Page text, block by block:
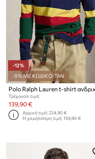
-12%
-5% ΜΕ ΚΩΔΙΚΟ: TAN
Τρέχουσα τιμή:
139,90 €
Αρχική τιμή:224,90 €
Η χαμηλότερη τιμή:159,90 €